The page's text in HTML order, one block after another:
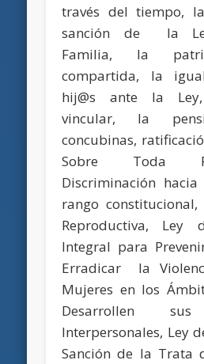
través del tiempo,
sanción de la
Familia, la
compartida, la
hij@s ante la
vincular, la
concubinas,
Sobre Toda
Discriminación
rango
Reproductiva, Ley
Integral para
Erradicar la
Mujeres en los
Desarrollen sus
Interpersonales, Ley
Sanción de la Trata